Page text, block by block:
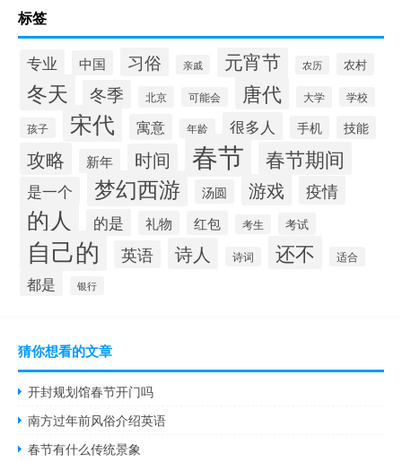
标签
专业 中国 习俗 亲戚 元宵节 农历 农村
冬天 冬季 北京 可能会 唐代 大学 学校
孩子 宋代 寓意 年龄 很多人 手机 技能
攻略 新年 时间 春节 春节期间
是一个 梦幻西游 汤圆 游戏 疫情
的人 的是 礼物 红包 考生 考试
自己的 英语 诗人 诗词 还不 适合
都是 银行
猜你想看的文章
开封规划馆春节开门吗
南方过年前风俗介绍英语
春节有什么传统景象